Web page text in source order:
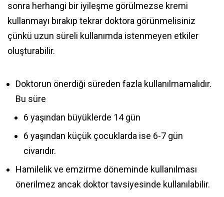
sonra herhangi bir iyileşme görülmezse kremi
kullanmayı bırakıp tekrar doktora görünmelisiniz
çünkü uzun süreli kullanımda istenmeyen etkiler
oluşturabilir.
Doktorun önerdiği süreden fazla kullanılmamalıdır.
Bu süre
6 yaşından büyüklerde 14 gün
6 yaşından küçük çocuklarda ise 6-7 gün
civarıdır.
Hamilelik ve emzirme döneminde kullanılması
önerilmez ancak doktor tavsiyesinde kullanılabilir.